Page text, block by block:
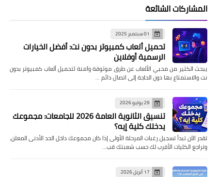
المشاركات الشائعة
01 سبتمبر 2025
تحميل ألعاب كمبيوتر بدون نت: أفضل الخيارات
الرسمية أوفلاين
يبحث الكثير من محبي الألعاب عن طرق موثوقة وآمنة لتحميل ألعاب كمبيوتر بدون
نت والاستمتاع بها دون الحاجة إلى اتصال دائم …
29 يوليو 2026
تنسيق الثانوية العامة 2026 للجامعات: مجموعك
يدخلك كلية إيه؟
تقدر الآن تبدأ تسجيل رغبات المرحلة الأولى إذا كان مجموعك داخل الحد الأدنى المعلن،
وتراجع الكليات الأقرب لك حسب شعبتك قب…
17 أبريل 2026